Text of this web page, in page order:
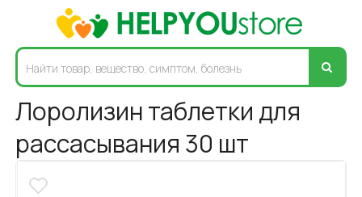
Лоролизин таблетки для
рассасывания 30 шт